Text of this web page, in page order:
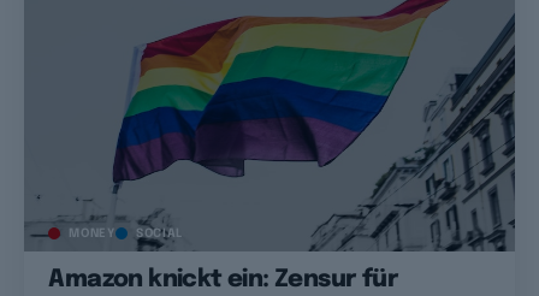
MONEY SOCIAL
Amazon knickt ein: Zensur für